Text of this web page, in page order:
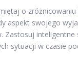
o
aspekt swojego
Zastosuj
sytuacji w czasie